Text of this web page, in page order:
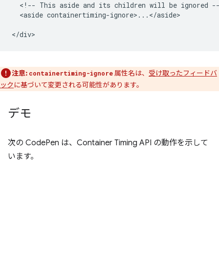
<!-- This aside and its children will be ignored
  <aside containertiming-ignore>...</aside>
注意: containertiming-ignore属性名は、 受け取ったフィードバ
ック に基づいて変更される可能性があります。
デモ
次の CodePen は、Container Timing API の動作を示して
います。